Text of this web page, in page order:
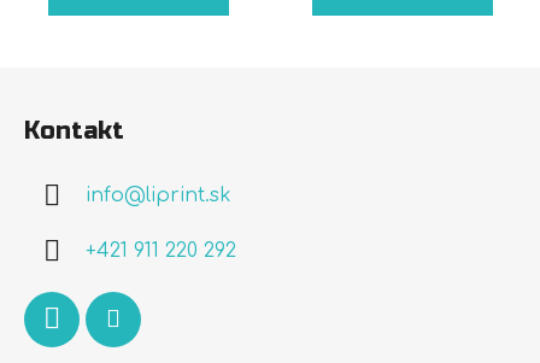
Kontakt
info@liprint.sk
+421 911 220 292